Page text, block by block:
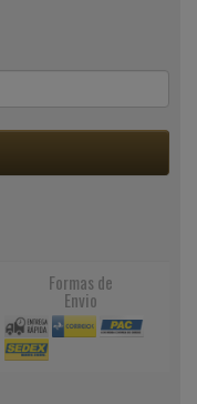
Formas de
Envio